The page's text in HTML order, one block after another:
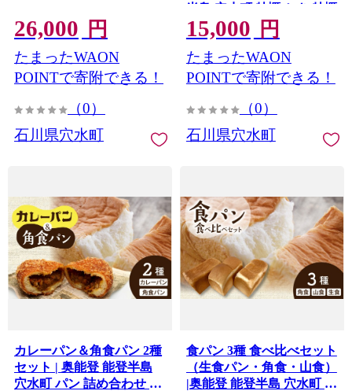
26,000 円
たまったWAON
POINTで寄附できる！
（0）
石川県穴水町
半島 穴水町 牡蠣 かき 牡蠣
料理 お食事券 牡蠣グルメ
食事券 牡蠣づくしコース
ランチ ディナー フルコー
ス
15,000 円
たまったWAON
POINTで寄附できる！
（0）
石川県穴水町
カレーパン＆角食パン 2種
セット | 奥能登 能登半島
穴水町 パン 詰め合わせ 冷
食パン 3種 食べ比べセット
（生食パン・角食・山食）
|奥能登 能登半島 穴水町 詰